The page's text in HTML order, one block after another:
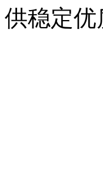
供稳定